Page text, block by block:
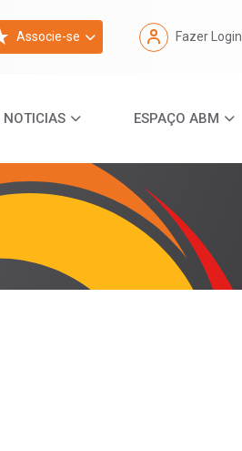
Associe-se Fazer Login
NOTICIAS ESPAÇO ABM